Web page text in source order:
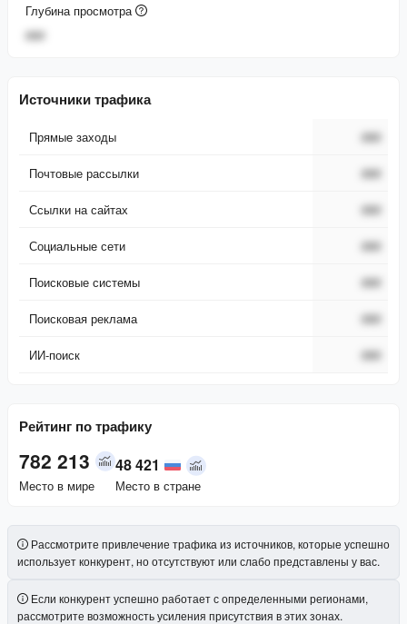
Глубина просмотра
###
Источники трафика
Прямые заходы ###
Почтовые рассылки ###
Ссылки на сайтах ###
Социальные сети ###
Поисковые системы ###
Поисковая реклама ###
ИИ-поиск ###
Рейтинг по трафику
782 213
Место в мире
48 421
Место в стране
Рассмотрите привлечение трафика из источников, которые успешно
использует конкурент, но отсутствуют или слабо представлены у вас.
Если конкурент успешно работает с определенными регионами,
рассмотрите возможность усиления присутствия в этих зонах.